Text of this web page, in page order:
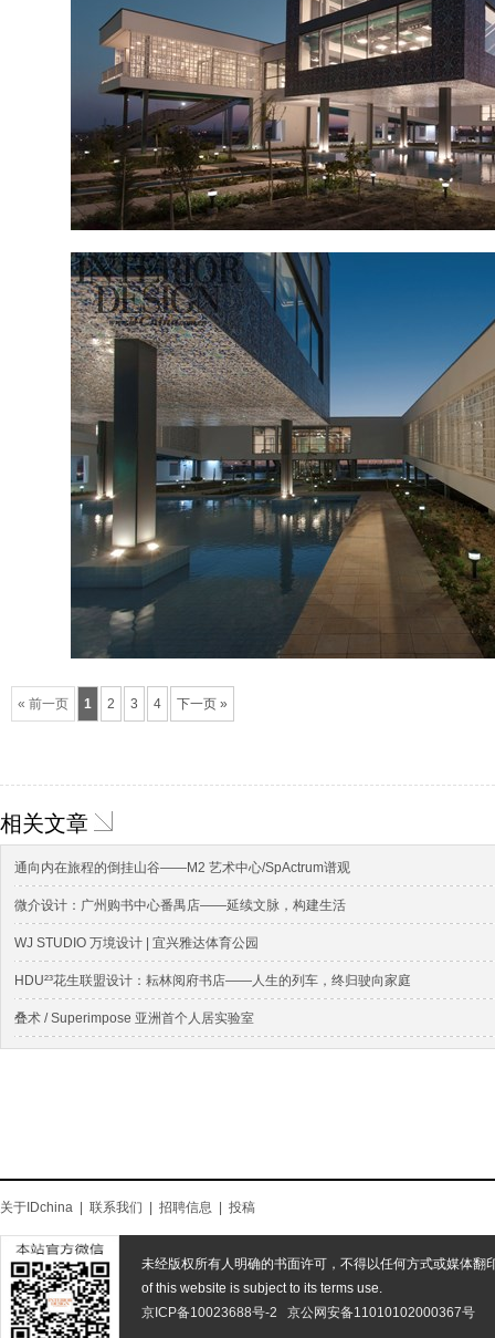
« 前一页 1 2 3 4 下一页 »
相关文章
通向内在旅程的倒挂山谷——M2 艺术中心/SpActrum谱观
微介设计：广州购书中心番禺店——延续文脉，构建生活
WJ STUDIO 万境设计 | 宜兴雅达体育公园
HDU²³花生联盟设计：耘林阅府书店——人生的列车，终归驶向家庭
叠术 / Superimpose 亚洲⾸个⼈居实验室
关于IDchina 联系我们 招聘信息 投稿
未经版权所有人明确的书面许可，不得以任何方式或媒体翻
of this website is subject to its terms use.
京ICP备10023688号-2
京公网安备11010102000367号